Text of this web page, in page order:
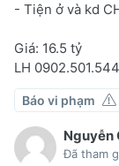
- Tiện ở và kd
Giá: 16.5 tỷ
LH
Báo vi phạm
Nguyễn
Đã tham